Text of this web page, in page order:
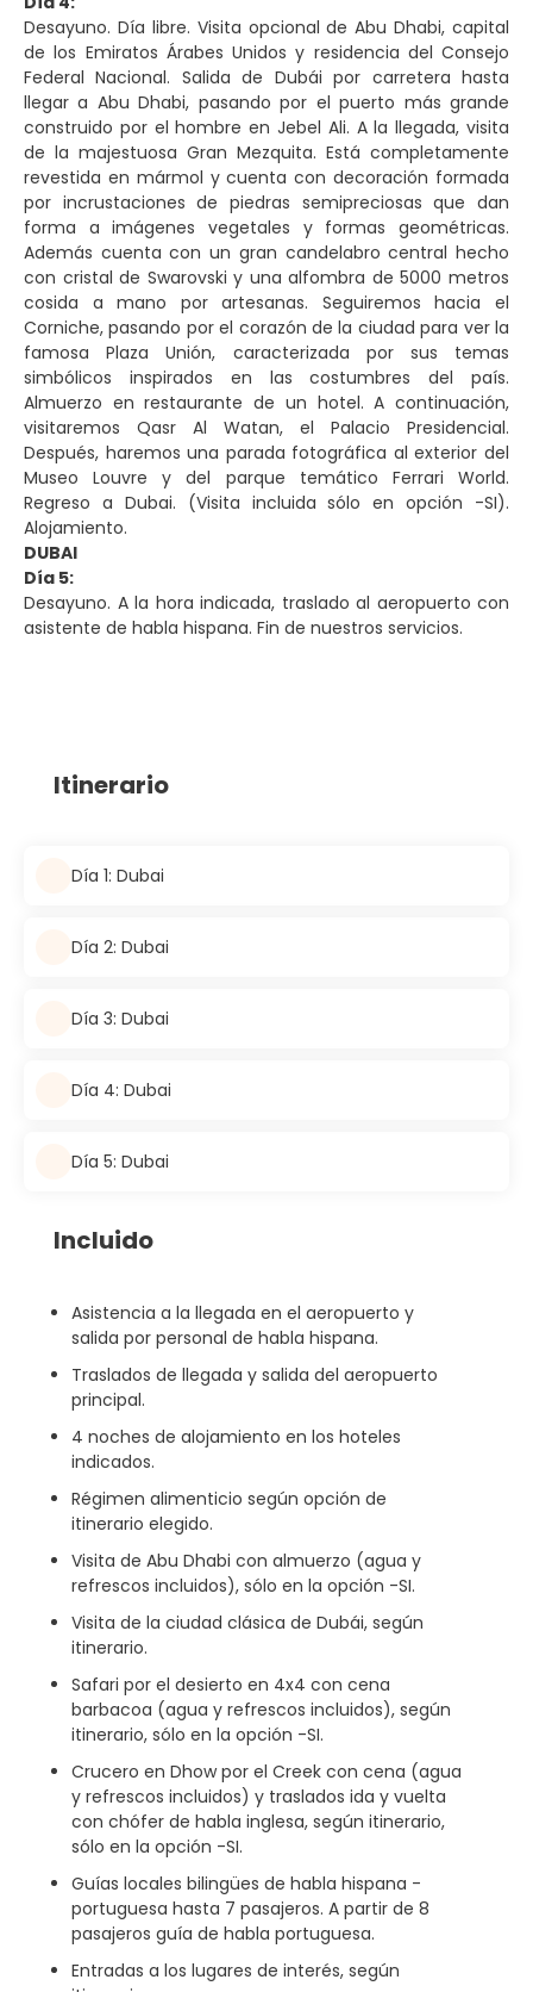
Desayuno. Día libre. Visita opcional de Abu Dhabi, capital
de los Emiratos Árabes Unidos y residencia del Consejo
Federal Nacional. Salida de Dubái por carretera hasta
llegar a Abu Dhabi, pasando por el puerto más grande
construido por el hombre en Jebel Ali. A la llegada, visita
de la majestuosa Gran Mezquita. Está completamente
revestida en mármol y cuenta con decoración formada
por incrustaciones de piedras semipreciosas que dan
forma a imágenes vegetales y formas geométricas.
Además cuenta con un gran candelabro central hecho
con cristal de Swarovski y una alfombra de 5000 metros
cosida a mano por artesanas. Seguiremos hacia el
Corniche, pasando por el corazón de la ciudad para ver la
famosa Plaza Unión, caracterizada por sus temas
simbólicos inspirados en las costumbres del país.
Almuerzo en restaurante de un hotel. A continuación,
visitaremos Qasr Al Watan, el Palacio Presidencial.
Después, haremos una parada fotográfica al exterior del
Museo Louvre y del parque temático Ferrari World.
Regreso a Dubai. (Visita incluida sólo en opción -SI).
Alojamiento.
DUBAI
Día 5:
Desayuno. A la hora indicada, traslado al aeropuerto con
asistente de habla hispana. Fin de nuestros servicios.
Itinerario
Día 1: Dubai
Día 2: Dubai
Día 3: Dubai
Día 4: Dubai
Día 5: Dubai
Incluido
Asistencia a la llegada en el aeropuerto y
salida por personal de habla hispana.
Traslados de llegada y salida del aeropuerto
principal.
4 noches de alojamiento en los hoteles
indicados.
Régimen alimenticio según opción de
itinerario elegido.
Visita de Abu Dhabi con almuerzo (agua y
refrescos incluidos), sólo en la opción -SI.
Visita de la ciudad clásica de Dubái, según
itinerario.
Safari por el desierto en 4x4 con cena
barbacoa (agua y refrescos incluidos), según
itinerario, sólo en la opción -SI.
Crucero en Dhow por el Creek con cena (agua
y refrescos incluidos) y traslados ida y vuelta
con chófer de habla inglesa, según itinerario,
sólo en la opción -SI.
Guías locales bilingües de habla hispana -
portuguesa hasta 7 pasajeros. A partir de 8
pasajeros guía de habla portuguesa.
Entradas a los lugares de interés, según